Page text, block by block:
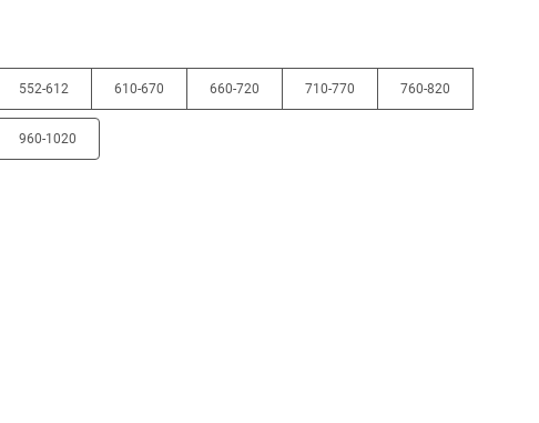
552-612 610-670 660-720 710-770 760-820
960-1020